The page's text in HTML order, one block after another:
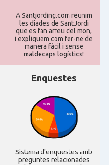
A Santjording.com reunim
les diades de SantJordi
que es fan arreu del mon,
i expliquem com fer-ne de
manera fàcil i sense
maldecaps logí­stics!
Enquestes
Sistema d'enquestes amb
preguntes relacionades